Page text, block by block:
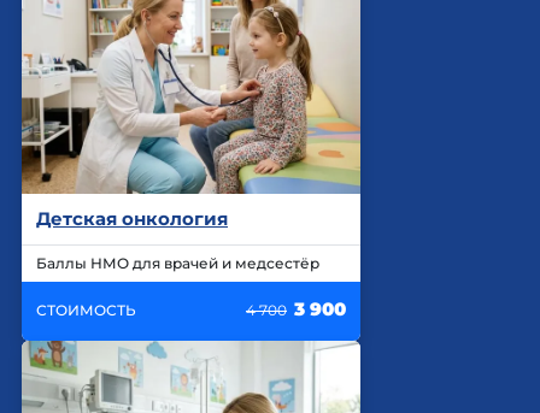
Детская онкология
Баллы НМО для врачей и медсестёр
СТОИМОСТЬ 4 700 3 900